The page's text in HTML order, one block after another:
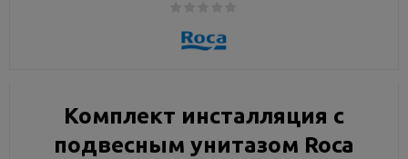
Комплект инсталляция с
подвесным унитазом Roca